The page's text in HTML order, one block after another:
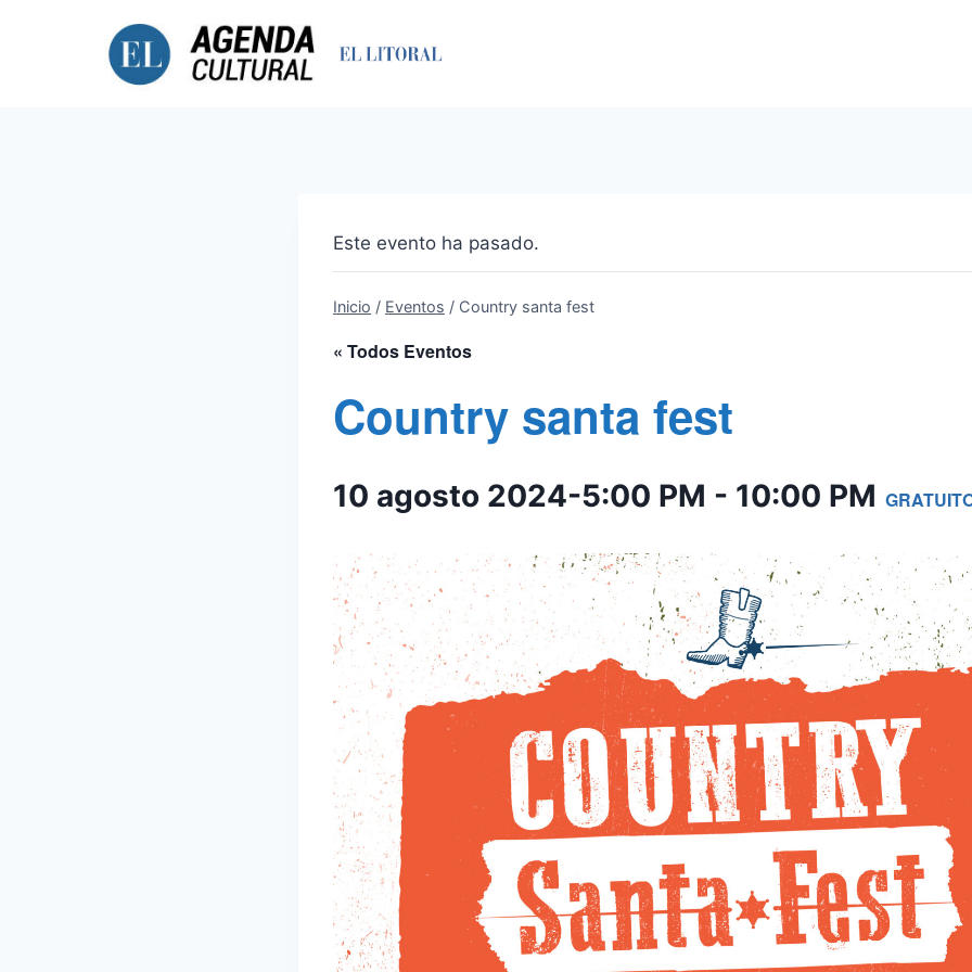
Este evento ha pasado.
Inicio / Eventos / Country santa fest
« Todos Eventos
Country santa fest
10 agosto 2024-5:00 PM - 10:00 PM